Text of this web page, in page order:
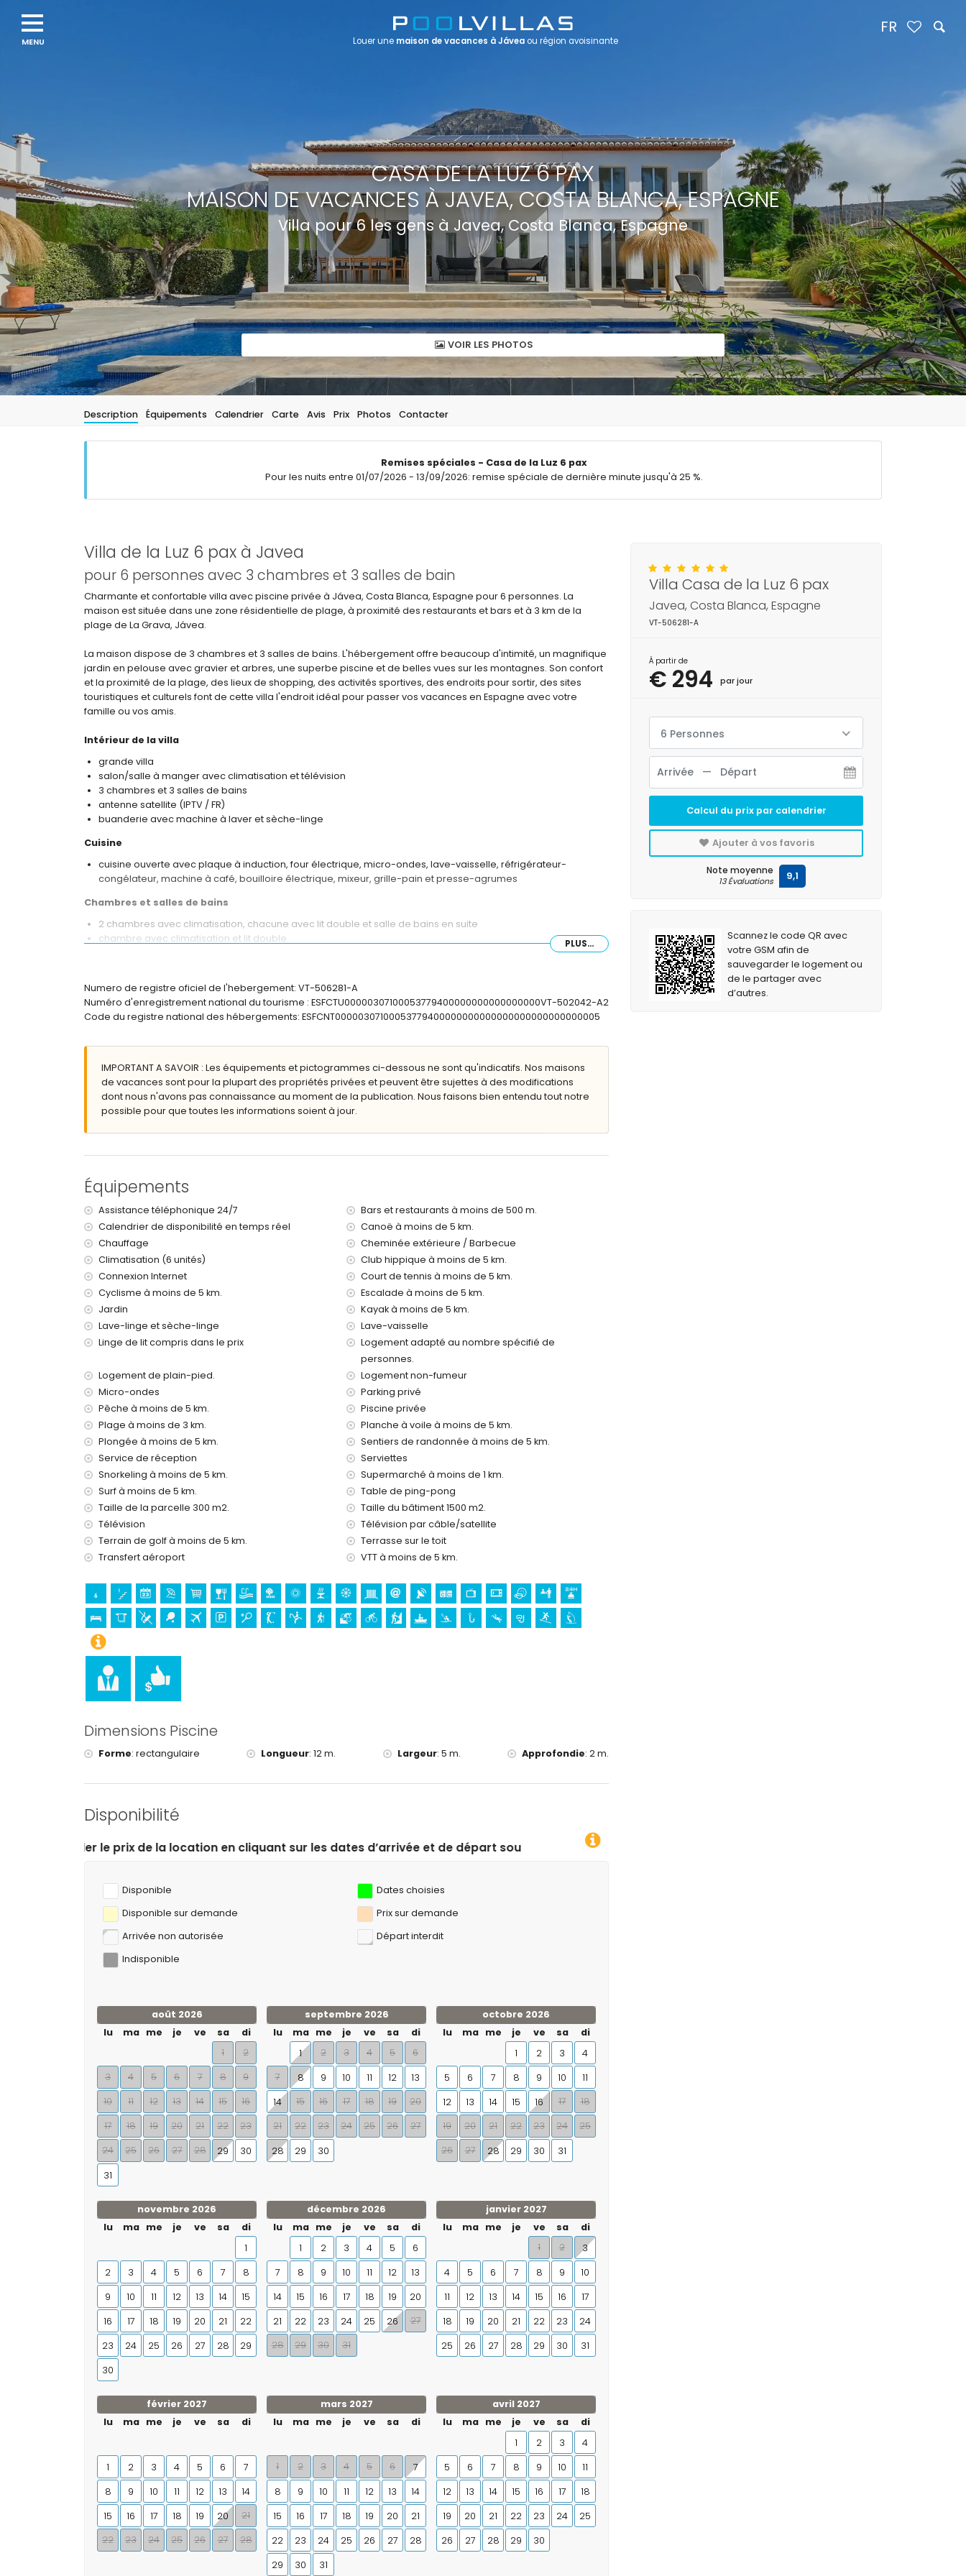
CASA DE LA LUZ 6 PAX
MAISON DE VACANCES À JAVEA, COSTA BLANCA, ESPAGNE
Villa pour 6 les gens à Javea, Costa Blanca, Espagne
VOIR LES PHOTOS
Description Équipements Calendrier Carte Avis Prix Photos Contacter
Remises spéciales - Casa de la Luz 6 pax
Pour les nuits entre 01/07/2026 - 13/09/2026: remise spéciale de dernière minute jusqu'à 25 %.
Villa de la Luz 6 pax à Javea
pour 6 personnes avec 3 chambres et 3 salles de bain
Charmante et confortable villa avec piscine privée à Jávea, Costa Blanca, Espagne pour 6 personnes. La
maison est située dans une zone résidentielle de plage, à proximité des restaurants et bars et à 3 km de la
plage de La Grava, Jávea.
La maison dispose de 3 chambres et 3 salles de bains. L'hébergement offre beaucoup d'intimité, un magnifique
jardin en pelouse avec gravier et arbres, une superbe piscine et de belles vues sur les montagnes. Son confort
et la proximité de la plage, des lieux de shopping, des activités sportives, des endroits pour sortir, des sites
touristiques et culturels font de cette villa l'endroit idéal pour passer vos vacances en Espagne avec votre
famille ou vos amis.
Intérieur de la villa
grande villa
salon/salle à manger avec climatisation et télévision
3 chambres et 3 salles de bains
antenne satellite (IPTV / FR)
buanderie avec machine à laver et sèche-linge
Cuisine
cuisine ouverte avec plaque à induction, four électrique, micro-ondes, lave-vaisselle, réfrigérateur-
congélateur, machine à café, bouilloire électrique, mixeur, grille-pain et presse-agrumes
Chambres et salles de bains
2 chambres avec climatisation, chacune avec lit double et salle de bains en suite
chambre avec climatisation et lit double
salle de bains avec lavabo simple, combinaison baignoire/douche et WC
Extérieur de la villa
terrain clôturé
2 terrasses, dont une couverte
barbecue
coin salon extérieur et coin repas extérieur
4 places de parking privées
rivière ou rive la plus proche : Mediterráneo, Jávea (à moins de 3 kilomètres de la villa)
plage la plus proche : La Grava, Jávea (à moins de 3 kilomètres de la villa)
port le plus proche : Aduanas del Mar (à moins de 4 kilomètres de la villa)
parc le plus proche : Montgó, Jávea (à moins de 2 kilomètres de la villa)
aéroport le plus proche : Alicante (à moins de 100 kilomètres de la villa)
deuxième aéroport le plus proche : Valence (> 100 kilomètres)
interdiction de fumer
animaux non admis
L'hébergement convient très bien aux familles avec enfants
Équipements et services inclus dans le prix de location de la villa
internet (WiFi)
linge de lit et serviettes
service de réception et service d'urgence 24h/24
tennis de table
chauffage au sol et climatisation
Équipements et services en supplément
service de navette aéroport
lit supplémentaire et lit/berceau pour enfants (sur demande)
Divertissements et loisirs pour vos vacances à Jávea, Costa Blanca
discothèque, bar et promenade (Paseo Marítimo) (à moins de 5 kilomètres de la maison)
Sites touristiques et culturels à Jávea, Costa Blanca
Jávea), monument (Pueblo de Jávea, Jávea), bâtiment architectural (Pueblo de Jávea, Jávea), lieu
historique (Pueblo de Jávea et Jávea) (à moins de 5 kilomètres de l'hébergement)
château (Portal de la Vila et Denia) (à moins de 10 kilomètres de l'hébergement)
Sports
tennis, golf (La Sella, Denia), équitation, randonnée, VTT, cyclisme, escalade, canoë, kayak, pêche, plongée,
snorkeling, surf et planche à voile (à moins de 5 kilomètres de la villa)
PLUS...
Numero de registre oficiel de l'hebergement: VT-506281-A
Numéro d'enregistrement national du tourisme : ESFCTU00000307100053779400000000000000000VT-502042-A2
Code du registre national des hébergements: ESFCNT00000307100053779400000000000000000000000000005
IMPORTANT A SAVOIR : Les équipements et pictogrammes ci-dessous ne sont qu'indicatifs. Nos maisons
de vacances sont pour la plupart des propriétés privées et peuvent être sujettes à des modifications
dont nous n'avons pas connaissance au moment de la publication. Nous faisons bien entendu tout notre
possible pour que toutes les informations soient à jour.
Équipements
Assistance téléphonique 24/7
Bars et restaurants à moins de 500 m.
Calendrier de disponibilité en temps réel
Canoë à moins de 5 km.
Chauffage
Cheminée extérieure / Barbecue
Climatisation (6 unités)
Club hippique à moins de 5 km.
Connexion Internet
Court de tennis à moins de 5 km.
Cyclisme à moins de 5 km.
Escalade à moins de 5 km.
Jardin
Kayak à moins de 5 km.
Lave-linge et sèche-linge
Lave-vaisselle
Linge de lit compris dans le prix
Logement adapté au nombre spécifié de
personnes.
Logement de plain-pied.
Logement non-fumeur
Micro-ondes
Parking privé
Pêche à moins de 5 km.
Piscine privée
Plage à moins de 3 km.
Planche à voile à moins de 5 km.
Plongée à moins de 5 km.
Sentiers de randonnée à moins de 5 km.
Service de réception
Serviettes
Snorkeling à moins de 5 km.
Supermarché à moins de 1 km.
Surf à moins de 5 km.
Table de ping-pong
Taille de la parcelle 300 m2.
Taille du bâtiment 1500 m2.
Télévision
Télévision par câble/satellite
Terrain de golf à moins de 5 km.
Terrasse sur le toit
Transfert aéroport
VTT à moins de 5 km.
Dimensions Piscine
Forme: rectangulaire Longueur:12 m. Largeur: 5 m. Approfondie: 2 m.
Disponibilité
de la location en cliquant sur les dates d’arrivée et de départ souhaitées !
Disponible
Dates choisies
Disponible sur demande
Prix ​​sur demande
Arrivée non autorisée
Départ interdit
Indisponible
août 2026
lu
ma me je ve sa
di
1
2
3
4 5 6 7 8
9
10
11 12 13 14 15
16
17
18 19 20 21 22
23
24
25 26 27 28 29
30
31
septembre 2026
lu
ma me je ve sa
di
1
2 3 4 5
6
7
8 9 10 11 12
13
14
15 16 17 18 19
20
21
22 23 24 25 26 27
28 29 30
octobre 2026
lu
ma me je ve sa
di
1
2 3
4
5
6 7 8 9 10
11
12
13 14 15 16 17
18
19
20 21 22 23 24
25
26
27 28 29 30 31
novembre 2026
lu
ma me je ve sa
di
1
2
3 4 5 6 7
8
9
10 11 12 13 14
15
16
17 18 19 20 21
22
23
24 25 26 27 28
29
30
décembre 2026
lu
ma me je ve sa
di
1
2 3 4 5
6
7
8 9 10 11 12
13
14
15 16 17 18 19
20
21
22 23 24 25 26
27
28
29 30 31
janvier 2027
lu
ma me je ve sa
di
1
2
3
4
5 6 7 8 9
10
11
12 13 14 15 16
17
18
19 20 21 22 23
24
25
26 27 28 29 30 31
février 2027
lu
ma me je ve sa di
1 2 3 4 5 6
7
8
9 10 11 12 13
14
15
16 17 18 19 20
21
22
23 24 25 26 27 28
mars 2027
lu
ma me je ve sa di
1 2 3 4 5 6
7
8
9 10 11 12 13
14
15
16 17 18 19 20
21
22
23 24 25 26 27
28
29
30 31
avril 2027
lu
ma me je ve sa
di
1
2 3
4
5
6 7 8 9 10
11
12
13 14 15 16 17
18
19
20 21 22 23 24
25
26
27 28 29 30
Villa Casa de la Luz 6 pax
Javea, Costa Blanca, Espagne
VT-506281-A
À partir de
€ 294 par jour
6 Personnes
Calcul du prix par calendrier
Ajouter à vos favoris
Note moyenne
13 Évaluations 9,1
Scannez le code QR avec
votre GSM afin de
sauvegarder le logement ou
de le partager avec
d’autres.
Louer une maison de vacances à Jáveaou région avoisinante
FR
Navigation
menu